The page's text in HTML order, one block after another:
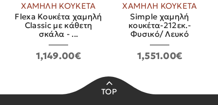
ΧΑΜΗΛΗ ΚΟΥΚΕΤΑ
Flexa Κουκέτα χαμηλή
Classic με κάθετη
σκάλα - ...
1,149.00€
ΧΑΜΗΛΗ ΚΟΥΚΕΤΑ
Simple χαμηλή
κουκέτα-212εκ.-
Φυσικό/ Λευκό
1,551.00€
TOP